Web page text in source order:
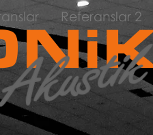
Referanslar 2